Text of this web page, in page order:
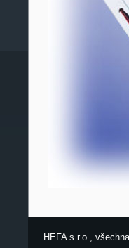
HEFA s.r.o.,